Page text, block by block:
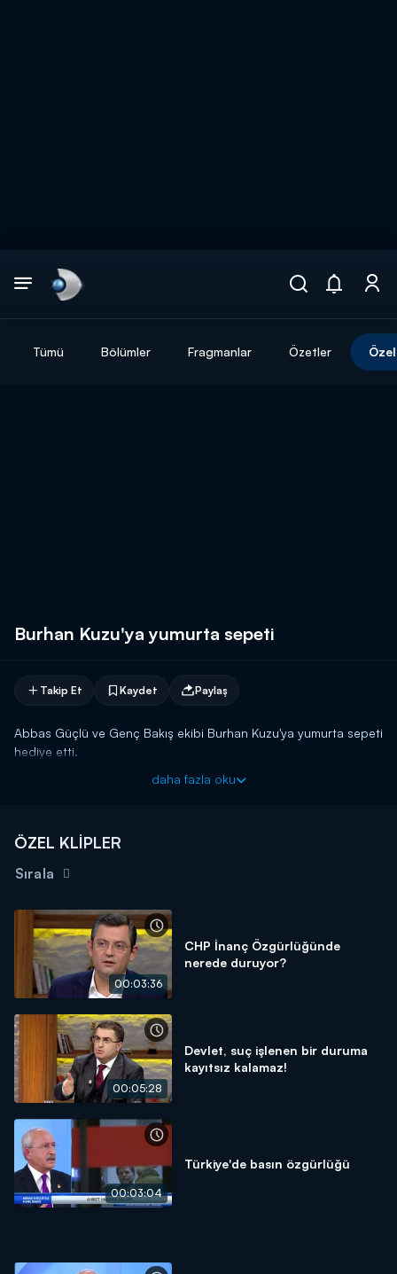
Tümü Bölümler Fragmanlar Özetler
Burhan Kuzu'ya yumurta sepeti
Takip Et Kaydet Paylaş
Abbas Güçlü ve Genç Bakış ekibi Burhan Kuzu'ya yumurta sepeti
hediye etti.
daha fazla oku
ÖZEL KLİPLER
Sırala
00:03:36
CHP İnanç Özgürlüğünde
nerede duruyor?
00:05:28
Devlet, suç işlenen bir duruma
kayıtsız kalamaz!
00:03:04
Türkiye'de basın özgürlüğü